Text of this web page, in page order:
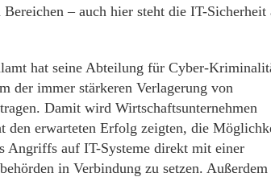
– auch hier steht die IT-Sicherheit
hat seine Abteilung für Cyber-
der immer stärkeren Verlagerung von
Damit wird Wirtschaftsunternehmen
den erwarteten Erfolg zeigten, die
Angriffs auf IT-Systeme direkt mit einer
in Verbindung zu setzen. Außerdem